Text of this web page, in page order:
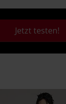
Jetzt testen!